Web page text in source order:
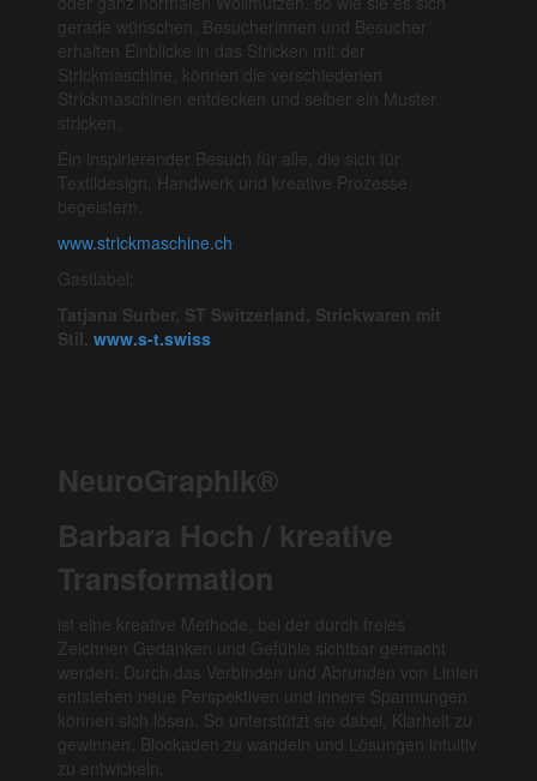
gerade wünschen. Besucherinnen und Besucher
erhalten Einblicke in das Stricken mit der
Strickmaschine, können die verschiedenen
Strickmaschinen entdecken und selber ein Muster
stricken.
Ein inspirierender Besuch für alle, die sich für
Textildesign, Handwerk und kreative Prozesse
begeistern.
www.strickmaschine.ch
Gastlabel:
Tatjana Surber, ST Switzerland, Strickwaren mit
Stil,www.s-t.swiss
NeuroGraphik®
Barbara Hoch / kreative
Transformation
ist eine kreative Methode, bei der durch freies
Zeichnen Gedanken und Gefühle sichtbar gemacht
werden. Durch das Verbinden und Abrunden von Linien
entstehen neue Perspektiven und innere Spannungen
können sich lösen. So unterstützt sie dabei, Klarheit zu
gewinnen, Blockaden zu wandeln und Lösungen intuitiv
zu entwickeln.